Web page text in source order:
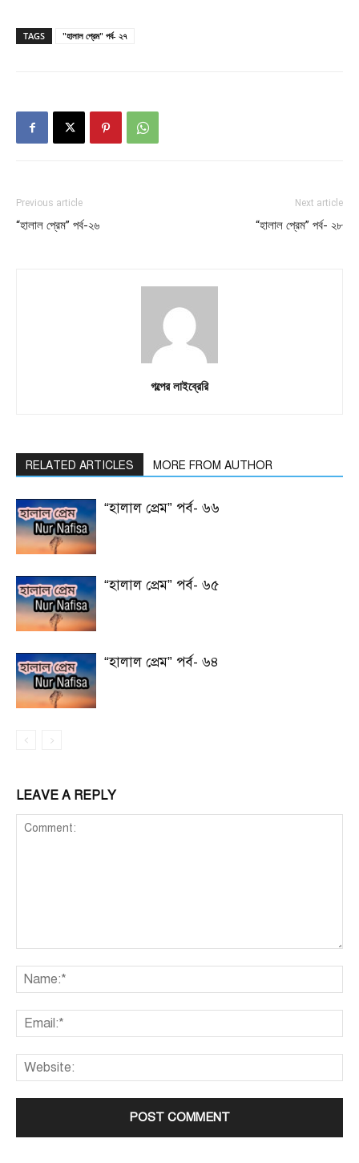
TAGS "হালাল প্রেম" পর্ব- ২৭
Previous article
“হালাল প্রেম” পর্ব-২৬
Next article
“হালাল প্রেম” পর্ব- ২৮
গল্পের লাইব্রেরি
RELATED ARTICLES MORE FROM AUTHOR
“হালাল প্রেম” পর্ব- ৬৬
“হালাল প্রেম” পর্ব- ৬৫
“হালাল প্রেম” পর্ব- ৬৪
LEAVE A REPLY